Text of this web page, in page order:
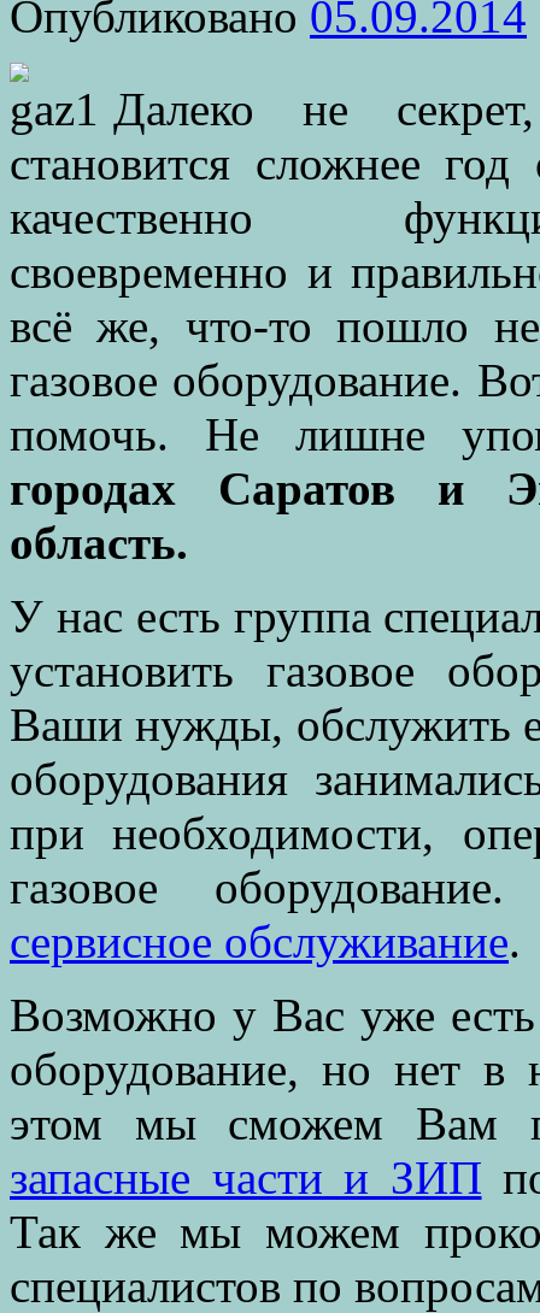
Опубликовано 05.09.2014
Далеко не секрет,
становится сложнее
качественно
своевременно и
всё же, что-то пошло
газовое оборудование.
помочь. Не лишне
городах Саратов и
область.
У нас есть группа
установить газовое
Ваши нужды, обслужить
оборудования
при необходимости,
газовое
сервисное обслуживание.
Возможно у Вас уже есть
оборудование, но нет в
этом мы сможем Вам
запасные части и ЗИП
Так же мы можем
специалистов по